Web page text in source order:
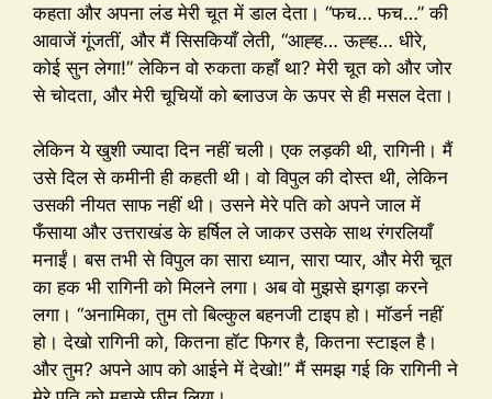
कहता और अपना लंड मेरी चूत में डाल देता। “फच… फच…” की
आवाजें गूंजतीं, और मैं सिसकियाँ लेती, “आह्ह… ऊह्ह… धीरे,
कोई सुन लेगा!” लेकिन वो रुकता कहाँ था? मेरी चूत को और जोर
से चोदता, और मेरी चूचियों को ब्लाउज के ऊपर से ही मसल देता।
लेकिन ये खुशी ज्यादा दिन नहीं चली। एक लड़की थी, रागिनी। मैं
उसे दिल से कमीनी ही कहती थी। वो विपुल की दोस्त थी, लेकिन
उसकी नीयत साफ नहीं थी। उसने मेरे पति को अपने जाल में
फँसाया और उत्तराखंड के हर्षिल ले जाकर उसके साथ रंगरलियाँ
मनाईं। बस तभी से विपुल का सारा ध्यान, सारा प्यार, और मेरी चूत
का हक भी रागिनी को मिलने लगा। अब वो मुझसे झगड़ा करने
लगा। “अनामिका, तुम तो बिल्कुल बहनजी टाइप हो। मॉडर्न नहीं
हो। देखो रागिनी को, कितना हॉट फिगर है, कितना स्टाइल है।
और तुम? अपने आप को आईने में देखो!” मैं समझ गई कि रागिनी ने